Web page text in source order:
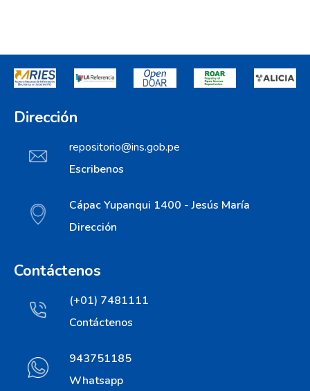
Dirección
repositorio@ins.gob.pe
Escribenos
Cápac Yupanqui 1400 - Jesús María
Dirección
Contáctenos
(+01) 7481111
Contáctenos
943751185
Whatsapp